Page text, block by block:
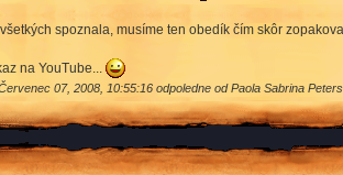
spoznala, musíme ten obedík čím skôr
na YouTube...
07, 2008, 10:55:16 odpoledne od Paola Sabrina